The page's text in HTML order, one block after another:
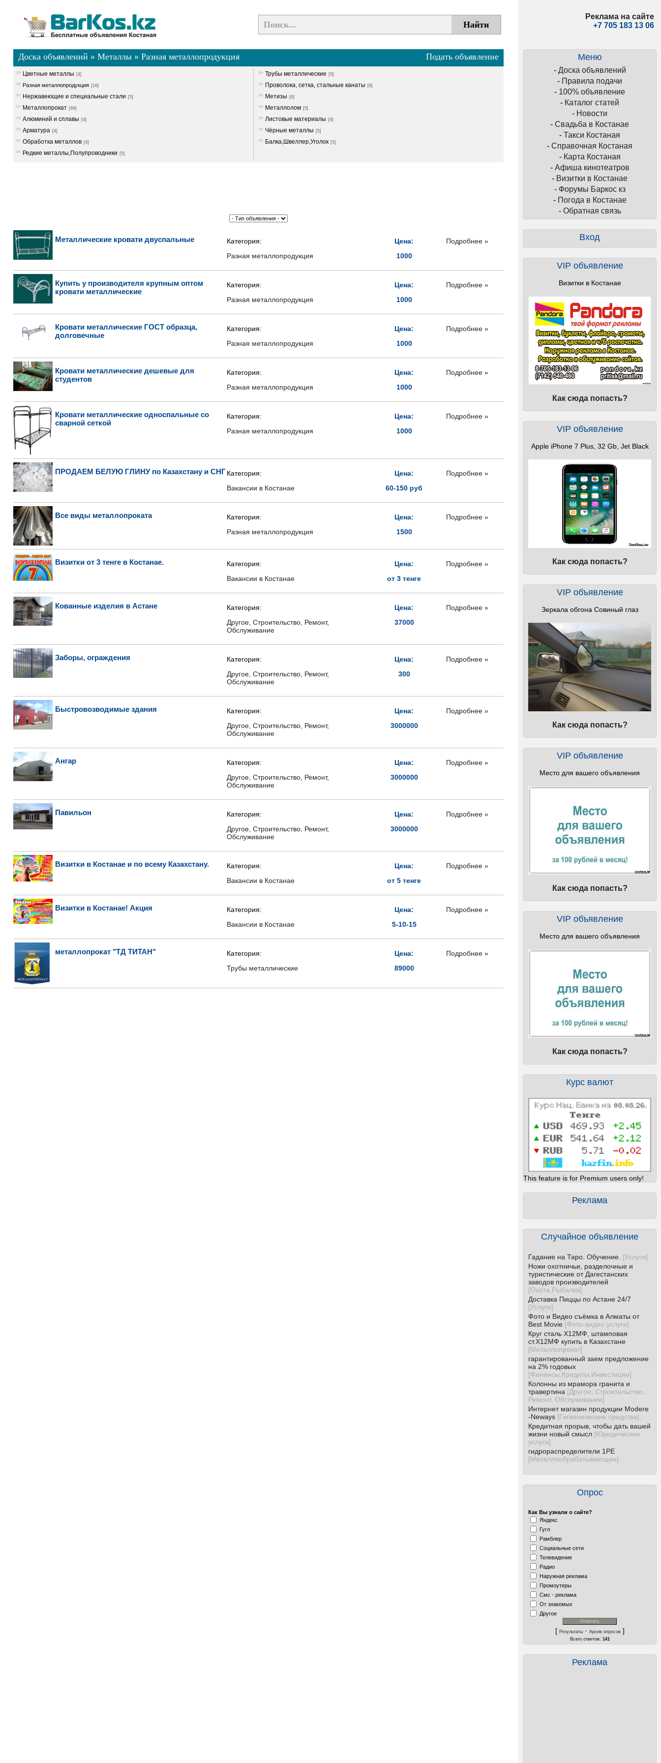
Реклама на сайте
+7 705 183 13 06
Меню
- Доска объявлений
- Правила подачи
- 100% объявление
- Каталог статей
- Новости
- Свадьба в Костанае
- Такси Костаная
- Справочная Костаная
- Карта Костаная
- Афиша кинотеатров
- Визитки в Костанае
- Форумы Баркос кз
- Погода в Костанае
- Обратная связь
Вход
VIP объявление
Визитки в Костанае
Как сюда попасть?
VIP объявление
Apple iPhone 7 Plus, 32 Gb, Jet Black
Как сюда попасть?
VIP объявление
Зеркала обгона Совиный глаз
Как сюда попасть?
VIP объявление
Место для вашего объявления
Как сюда попасть?
VIP объявление
Место для вашего объявления
Как сюда попасть?
Курс валют
This feature is for Premium users only!
Реклама
Случайное объявление
Гадание на Таро. Обучение. [Услуги]
Ножи охотничьи, разделочные и
туристические от Дагестанских
заводов производителей
[Охота,Рыбалка]
Доставка Пиццы по Астане 24/7
[Услуги]
Фото и Видео съёмка в Алматы от
Best Movie [Фото-видео услуги]
Круг сталь Х12МФ, штамповая
ст.Х12МФ купить в Казахстане
[Металлопрокат]
гарантированный заем предложение
на 2% годовых
[Финансы,Кредиты,Инвестиции]
Колонны из мрамора гранита и
травертина [Другое, Строительство,
Ремонт, Обслуживание]
Интернет магазин продукции Modere
-Neways [Гигиенические средства]
Кредитная прорыв, чтобы дать вашей
жизни новый смысл [Юридические
услуги]
гидрораспределители 1РЕ
[Металлообрабатывающее]
Опрос
Как Вы узнали о сайте?
Яндекс
Гугл
Рамблер
Социальные сети
Телевидение
Радио
Наружная реклама
Промоутеры
Смс - реклама
От знакомых
Другое
[ Результаты· Архив опросов]
Всего ответов: 141
Реклама
Подать объявление
Доска объявлений » Металлы» Разная металлопродукция
Цветные металлы [4] Трубы металлические [5]
Разная металлопродукция [16] Проволока, сетка, стальные канаты [6]
Нержавеющие и специальные стали [5] Метизы [6]
Металлопрокат [69] Металлолом [5]
Алюминий и сплавы [4] Листовые материалы [4]
Арматура [4] Чёрные металлы [5]
Обработка металлов [4] Балка,Швеллер,Уголок [5]
Редкие металлы,Полупроводники [5]
Металлические кровати двуспальные
Категория:
Разная металлопродукция
Цена:
1000
Подробнее »
Купить у производителя крупным оптом
кровати металлические
Категория:
Разная металлопродукция
Цена:
1000
Подробнее »
Кровати металлические ГОСТ образца,
долговечные
Категория:
Разная металлопродукция
Цена:
1000
Подробнее »
Кровати металлические дешевые для
студентов
Категория:
Разная металлопродукция
Цена:
1000
Подробнее »
Кровати металлические односпальные со
сварной сеткой
Категория:
Разная металлопродукция
Цена:
1000
Подробнее »
ПРОДАЕМ БЕЛУЮ ГЛИНУ по Казахстану и СНГКатегория:
Вакансии в Костанае
Цена:
60-150 руб
Подробнее »
Все виды металлопроката
Категория:
Разная металлопродукция
Цена:
1500
Подробнее »
Визитки от 3 тенге в Костанае.
Категория:
Вакансии в Костанае
Цена:
от 3 тенге
Подробнее »
Кованные изделия в Астане
Категория:
Другое, Строительство, Ремонт,
Обслуживание
Цена:
37000
Подробнее »
Заборы, ограждения
Категория:
Другое, Строительство, Ремонт,
Обслуживание
Цена:
300
Подробнее »
Быстровозводимые здания
Категория:
Другое, Строительство, Ремонт,
Обслуживание
Цена:
3000000
Подробнее »
Ангар
Категория:
Другое, Строительство, Ремонт,
Обслуживание
Цена:
3000000
Подробнее »
Павильон
Категория:
Другое, Строительство, Ремонт,
Обслуживание
Цена:
3000000
Подробнее »
Визитки в Костанае и по всему Казахстану.
Категория:
Вакансии в Костанае
Цена:
от 5 тенге
Подробнее »
Визитки в Костанае! Акция
Категория:
Вакансии в Костанае
Цена:
5-10-15
Подробнее »
металлопрокат "ТД ТИТАН"
Категория:
Трубы металлические
Цена:
89000
Подробнее »